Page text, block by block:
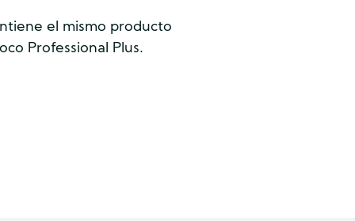
el mismo producto
Professional Plus.